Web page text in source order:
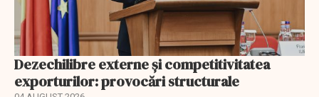
Dezechilibre externe și competitivitatea
exporturilor: provocări structurale